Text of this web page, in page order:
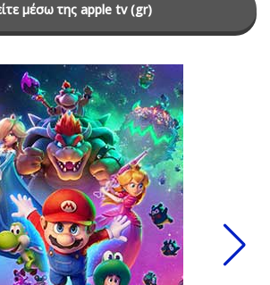
μέσω της apple tv (gr)